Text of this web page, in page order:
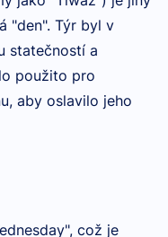
"den". Týr byl v
statečností a
použito pro
aby oslavilo jeho
což je